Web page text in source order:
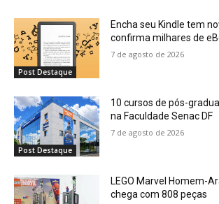
Post Destaque
Encha seu Kindle tem
confirma milhares de
7 de agosto de 2026
Post Destaque
10 cursos de pós-
na Faculdade Senac DF
7 de agosto de 2026
LEGO Marvel Homem-
chega com 808 peças